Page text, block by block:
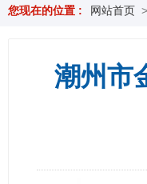
您现在的位置 : 网站首页
潮州市